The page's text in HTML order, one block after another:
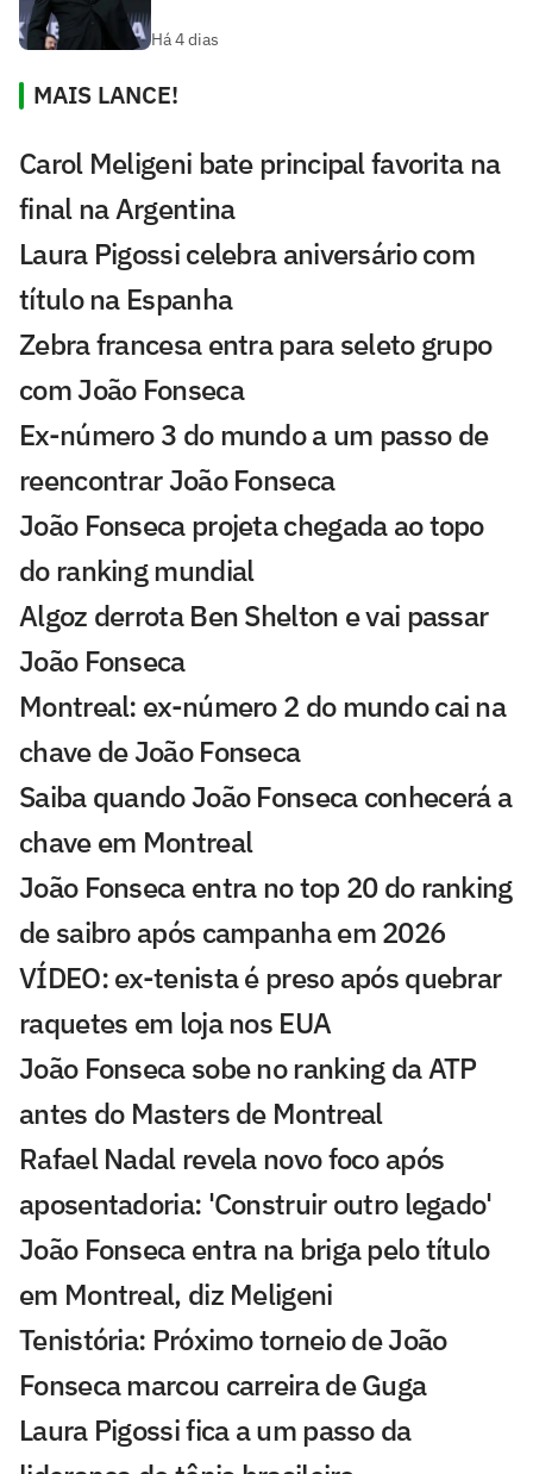
Há 4 dias
MAIS LANCE!
Carol Meligeni bate principal favorita na
final na Argentina
Laura Pigossi celebra aniversário com
título na Espanha
Zebra francesa entra para seleto grupo
com João Fonseca
Ex-número 3 do mundo a um passo de
reencontrar João Fonseca
João Fonseca projeta chegada ao topo
do ranking mundial
Algoz derrota Ben Shelton e vai passar
João Fonseca
Montreal: ex-número 2 do mundo cai na
chave de João Fonseca
Saiba quando João Fonseca conhecerá a
chave em Montreal
João Fonseca entra no top 20 do ranking
de saibro após campanha em 2026
VÍDEO: ex-tenista é preso após quebrar
raquetes em loja nos EUA
João Fonseca sobe no ranking da ATP
antes do Masters de Montreal
Rafael Nadal revela novo foco após
aposentadoria: 'Construir outro legado'
João Fonseca entra na briga pelo título
em Montreal, diz Meligeni
Tenistória: Próximo torneio de João
Fonseca marcou carreira de Guga
Laura Pigossi fica a um passo da